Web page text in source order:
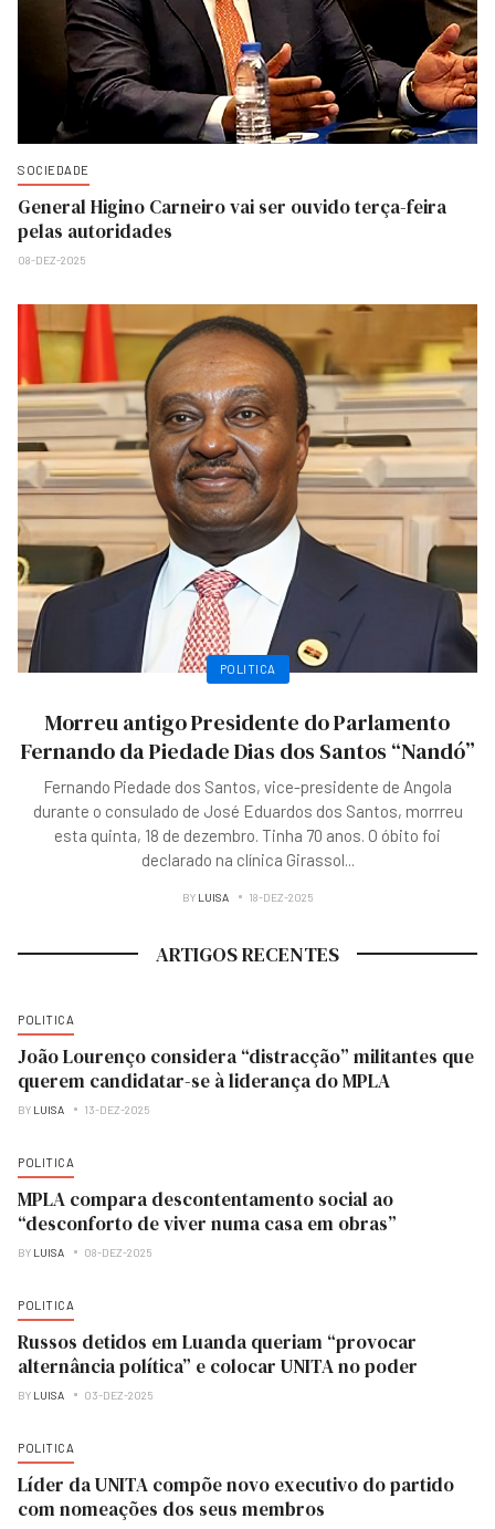
SOCIEDADE
General Higino Carneiro vai ser ouvido terça-feira
pelas autoridades
08-DEZ-2025
POLITICA
Morreu antigo Presidente do Parlamento
Fernando da Piedade Dias dos Santos “Nandó”
Fernando Piedade dos Santos, vice-presidente de Angola
durante o consulado de José Eduardos dos Santos, morrreu
esta quinta, 18 de dezembro. Tinha 70 anos. O óbito foi
declarado na clínica Girassol...
BY LUISA 18-DEZ-2025
ARTIGOS RECENTES
POLITICA
João Lourenço considera “distracção” militantes que
querem candidatar-se à liderança do MPLA
BY LUISA 13-DEZ-2025
POLITICA
MPLA compara descontentamento social ao
“desconforto de viver numa casa em obras”
BY LUISA 08-DEZ-2025
POLITICA
Russos detidos em Luanda queriam “provocar
alternância política” e colocar UNITA no poder
BY LUISA 03-DEZ-2025
POLITICA
Líder da UNITA compõe novo executivo do partido
com nomeações dos seus membros